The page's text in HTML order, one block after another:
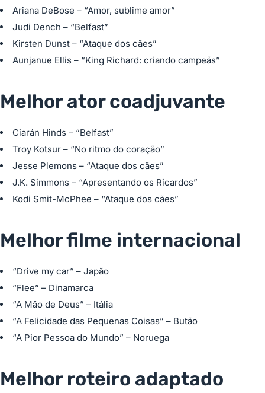
Ariana DeBose – “Amor, sublime amor”
Judi Dench – “Belfast”
Kirsten Dunst – “Ataque dos cães”
Aunjanue Ellis – “King Richard: criando campeãs”
Melhor ator coadjuvante
Ciarán Hinds – “Belfast”
Troy Kotsur – “No ritmo do coração”
Jesse Plemons – “Ataque dos cães”
J.K. Simmons – “Apresentando os Ricardos”
Kodi Smit-McPhee – “Ataque dos cães”
Melhor filme internacional
“Drive my car” – Japão
“Flee” – Dinamarca
“A Mão de Deus” – Itália
“A Felicidade das Pequenas Coisas” – Butão
“A Pior Pessoa do Mundo” – Noruega
Melhor roteiro adaptado